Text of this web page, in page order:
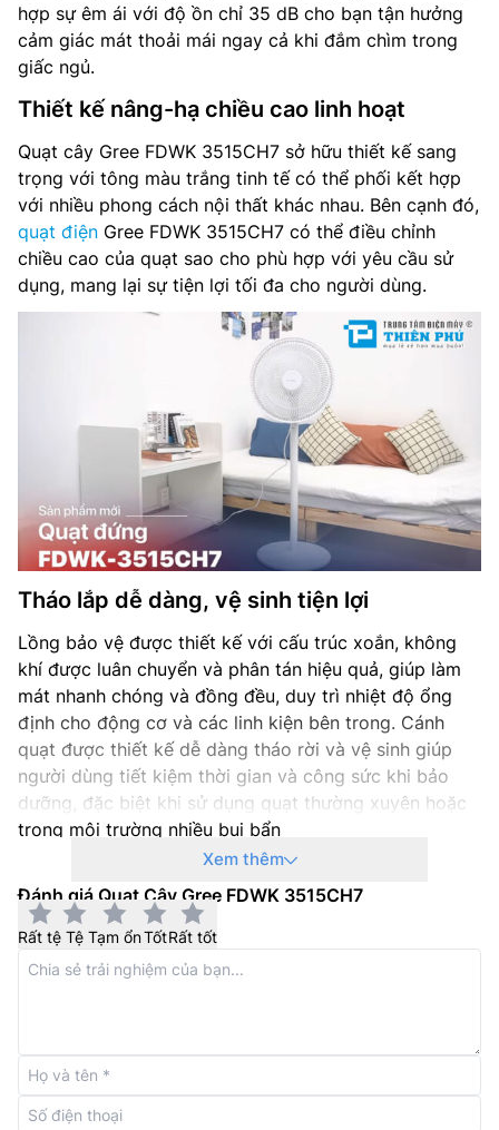
Trọng lượng: 5.17 kg
Xuất xứ: Trung Quốc
hợp sự êm ái với độ ồn chỉ 35 dB cho bạn tận hưởng
cảm giác mát thoải mái ngay cả khi đắm chìm trong
giấc ngủ.
Thiết kế nâng-hạ chiều cao linh hoạt
Quạt cây Gree FDWK 3515CH7 sở hữu thiết kế sang
trọng với tông màu trắng tinh tế có thể phối kết hợp
với nhiều phong cách nội thất khác nhau. Bên cạnh đó,
quạt điện Gree FDWK 3515CH7 có thể điều chỉnh
chiều cao của quạt sao cho phù hợp với yêu cầu sử
dụng, mang lại sự tiện lợi tối đa cho người dùng.
Tháo lắp dễ dàng, vệ sinh tiện lợi
Lồng bảo vệ được thiết kế với cấu trúc xoắn, không
khí được luân chuyển và phân tán hiệu quả, giúp làm
mát nhanh chóng và đồng đều, duy trì nhiệt độ ổng
định cho động cơ và các linh kiện bên trong. Cánh
quạt được thiết kế dễ dàng tháo rời và vệ sinh giúp
người dùng tiết kiệm thời gian và công sức khi bảo
dưỡng, đặc biệt khi sử dụng quạt thường xuyên hoặc
trong môi trường nhiều bụi bẩn
Xem thêm
Đánh giá Quạt Cây Gree FDWK 3515CH7
Rất tệ Tệ Tạm ổnTốtRất tốt